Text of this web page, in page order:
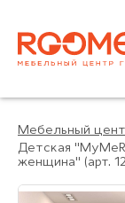
Мебельный
Детская
женщина" (арт.